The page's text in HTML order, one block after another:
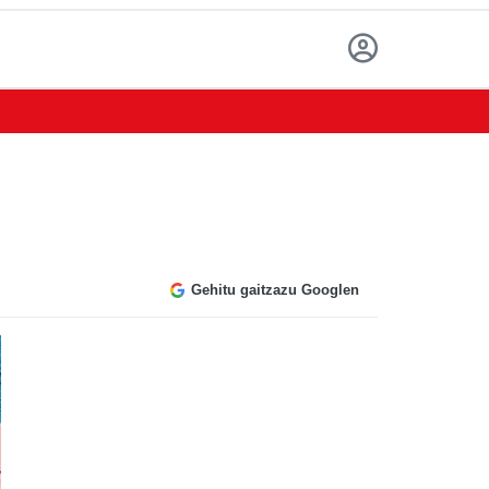
Gehitu gaitzazu Googlen